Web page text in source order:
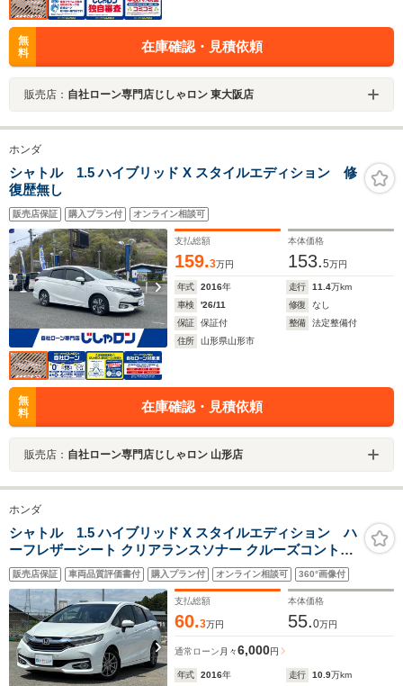
無
料
在庫確認・見積依頼
販売店： 自社ローン専門店じしゃロン 東大阪店
ホンダ
シャトル 1.5 ハイブリッド X スタイルエディション 修
復歴無し
販売店保証 購入プラン付 オンライン相談可
支払総額
159.3万円
本体価格
153.5万円
年式 2016年 走行 11.4万km
車検
'26/11 修復
なし
保証
保証付 整備
法定整備付
住所
山形県山形市
無
料
在庫確認・見積依頼
販売店： 自社ローン専門店じしゃロン 山形店
ホンダ
シャトル 1.5 ハイブリッド X スタイルエディション ハ
ーフレザーシート クリアランスソナー クルーズコントロ
ール バックモニター LEDヘッドライト オートライト 社
外15AW スマートキー ETC
販売店保証 車両品質評価書付 購入プラン付 オンライン相談可 360°画像付
支払総額
60.3万円
本体価格
55.0万円
通常ローン 月々6,000円
年式 2016年 走行 10.9万km